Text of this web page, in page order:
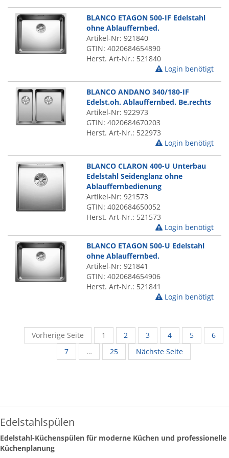
BLANCO ETAGON 500-IF Edelstahl
ohne Ablauffernbed.
Artikel-Nr: 921840
GTIN: 4020684654890
Herst. Art-Nr.: 521840
Login benötigt
BLANCO ANDANO 340/180-IF
Edelst.oh. Ablauffernbed. Be.rechts
Artikel-Nr: 922973
GTIN: 4020684670203
Herst. Art-Nr.: 522973
Login benötigt
BLANCO CLARON 400-U Unterbau
Edelstahl Seidenglanz ohne
Ablauffernbedienung
Artikel-Nr: 921573
GTIN: 4020684650052
Herst. Art-Nr.: 521573
Login benötigt
BLANCO ETAGON 500-U Edelstahl
ohne Ablauffernbed.
Artikel-Nr: 921841
GTIN: 4020684654906
Herst. Art-Nr.: 521841
Login benötigt
Vorherige Seite 1 2 3 4 5
6
7
… 25 Nächste Seite
Edelstahlspülen
Edelstahl-Küchenspülen für moderne Küchen und professionelle
Küchenplanung